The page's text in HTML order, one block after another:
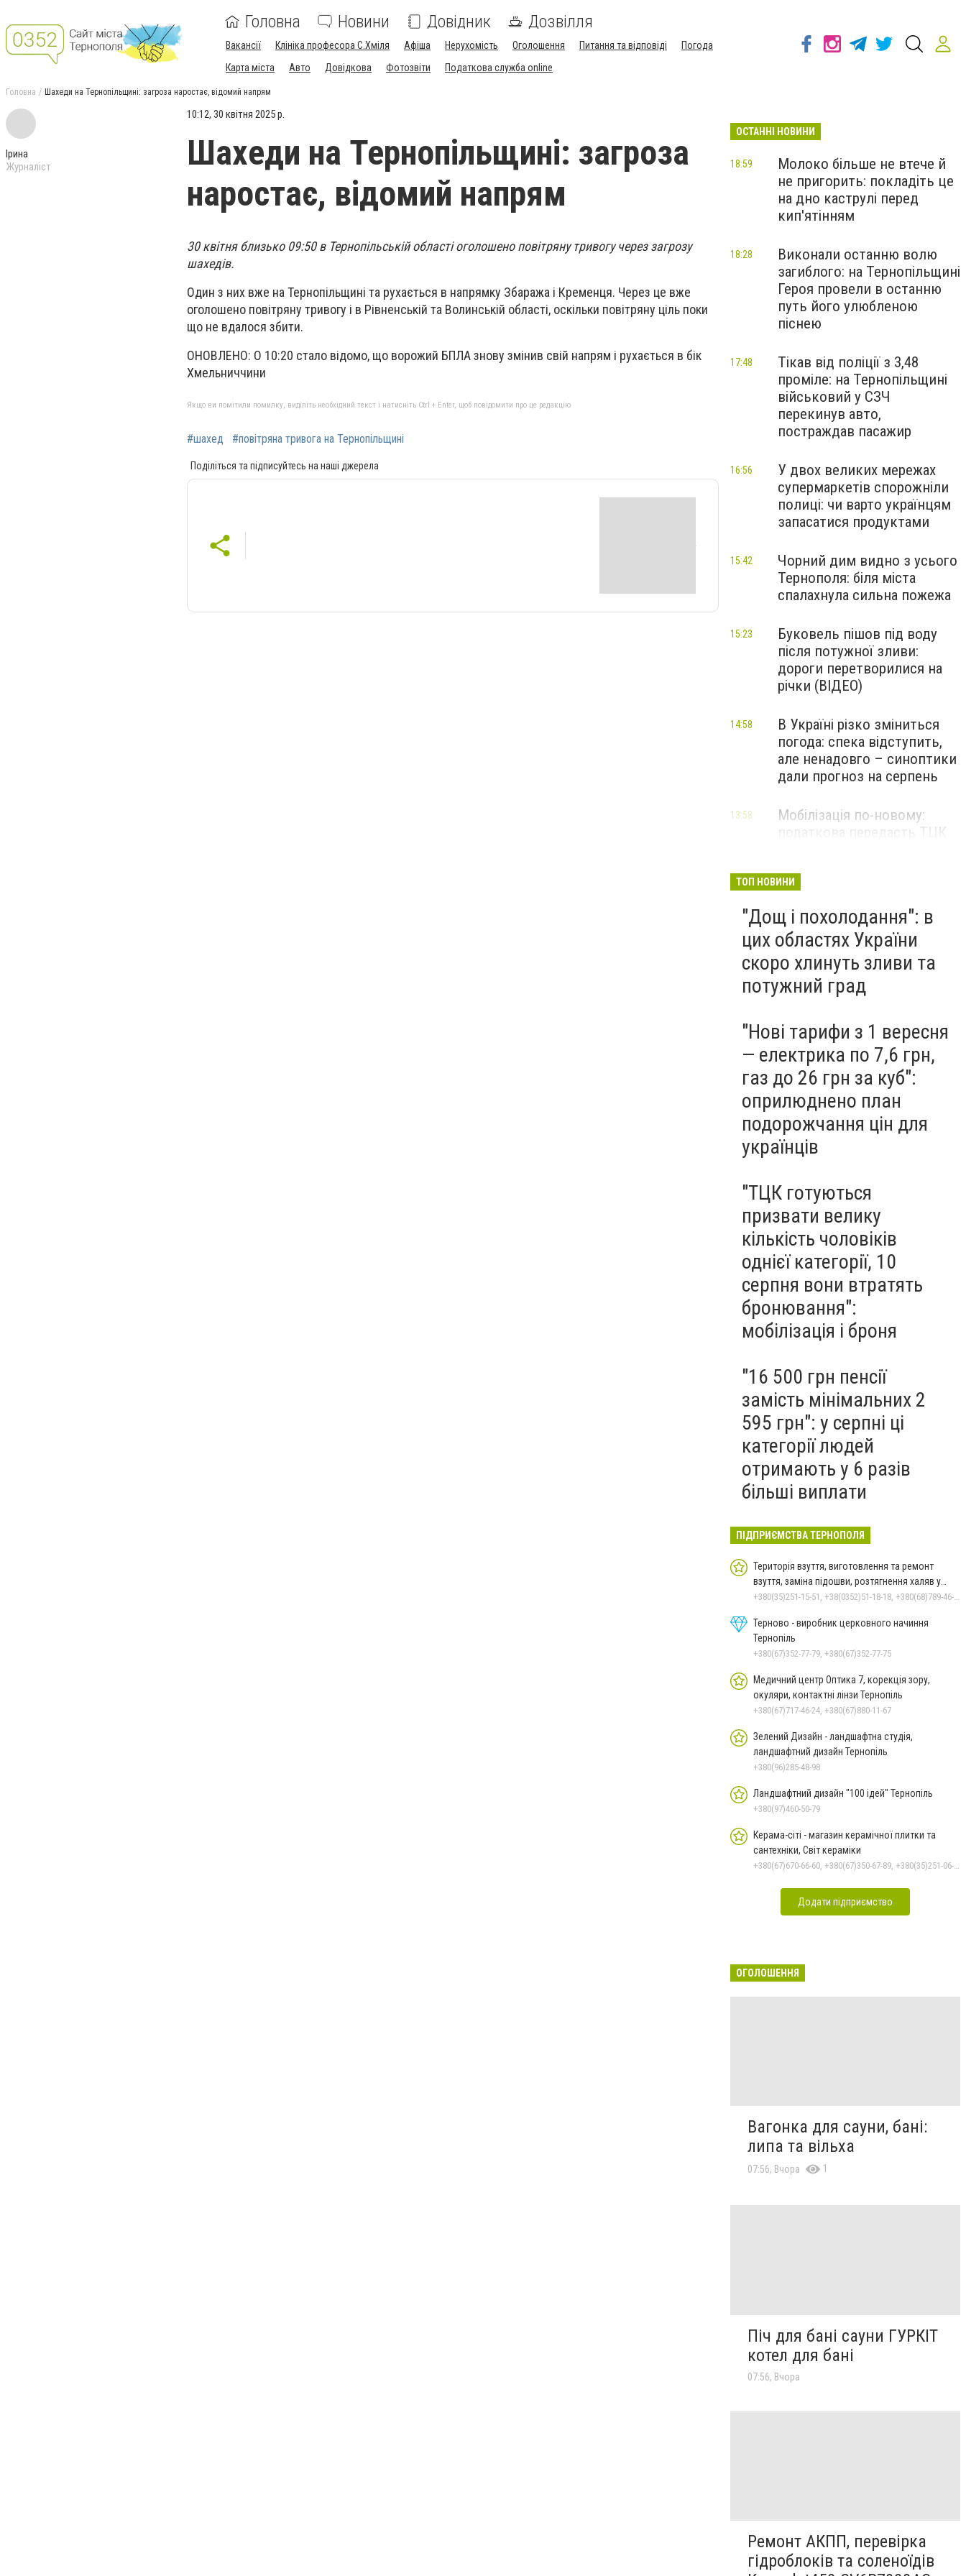
Головна Новини Довідник Дозвілля
Вакансії Клініка професора С.Хміля Афіша Нерухомість Оголошення Питання та відповіді
Погода
Карта міста
Авто Довідкова Фотозвіти Податкова служба online
Головна Шахеди на Тернопільщині: загроза наростає, відомий напрям
Ірина
Журналіст
10:12, 30 квітня 2025 р.
Шахеди на Тернопільщині: загроза
наростає, відомий напрям
30 квітня близько 09:50 в Тернопільській області оголошено повітряну тривогу через загрозу
шахедів.
Один з них вже на Тернопільщині та рухається в напрямку Збаража і Кременця. Через це вже
оголошено повітряну тривогу і в Рівненській та Волинській області, оскільки повітряну ціль поки
що не вдалося збити.
ОНОВЛЕНО: О 10:20 стало відомо, що ворожий БПЛА знову змінив свій напрям і рухається в бік
Хмельниччини
Якщо ви помітили помилку, виділіть необхідний текст і натисніть Ctrl + Enter, щоб повідомити про це редакцію
#шахед #повітряна тривога на Тернопільщині
Поділіться та підписуйтесь на наші джерела
ОСТАННІ НОВИНИ
Молоко більше не втече й
не пригорить: покладіть це
на дно каструлі перед
кип'ятінням
18:59
Виконали останню волю
загиблого: на Тернопільщині
Героя провели в останню
путь його улюбленою
піснею
18:28
Тікав від поліції з 3,48
проміле: на Тернопільщині
військовий у СЗЧ
перекинув авто,
постраждав пасажир
17:48
У двох великих мережах
супермаркетів спорожніли
полиці: чи варто українцям
запасатися продуктами
16:56
Чорний дим видно з усього
Тернополя: біля міста
спалахнула сильна пожежа
15:42
Буковель пішов під воду
після потужної зливи:
дороги перетворилися на
річки (ВІДЕО)
15:23
В Україні різко зміниться
погода: спека відступить,
але ненадовго – синоптики
дали прогноз на серпень
14:58
Мобілізація по-новому:
податкова передасть ТЦК
13:58
ТОП НОВИНИ
"Дощ і похолодання": в
цих областях України
скоро хлинуть зливи та
потужний град
"Нові тарифи з 1 вересня
— електрика по 7,6 грн,
газ до 26 грн за куб":
оприлюднено план
подорожчання цін для
українців
"ТЦК готуються
призвати велику
кількість чоловіків
однієї категорії, 10
серпня вони втратять
бронювання":
мобілізація і броня
"16 500 грн пенсії
замість мінімальних 2
595 грн": у серпні ці
категорії людей
отримають у 6 разів
більші виплати
ПІДПРИЄМСТВА ТЕРНОПОЛЯ
Територія взуття, виготовлення та ремонт
взуття, заміна підошви, розтягнення халяв у
Тернополі
+380(35)251-15-51, +38(0352)51-18-18, +380(68)789-46-04, +380(95)662-41-09
Терново - виробник церковного начиння
Тернопіль
+380(67)352-77-79, +380(67)352-77-75
Медичний центр Оптика 7, корекція зору,
окуляри, контактні лінзи Тернопіль
+380(67)717-46-24, +380(67)880-11-67
Зелений Дизайн - ландшафтна студія,
ландшафтний дизайн Тернопіль
+380(96)285-48-98
Ландшафтний дизайн "100 ідей" Тернопіль
+380(97)460-50-79
Керама-сіті - магазин керамічної плитки та
сантехніки, Світ кераміки
+380(67)670-66-60, +380(67)350-67-89, +380(35)251-06-66
Додати підприємство
ОГОЛОШЕННЯ
Вагонка для сауни, бані:
липа та вільха
07:56, Вчора 1
Піч для бані сауни ГУРКІТ
котел для бані
07:56, Вчора
Ремонт АКПП, перевірка
гідроблоків та соленоїдів